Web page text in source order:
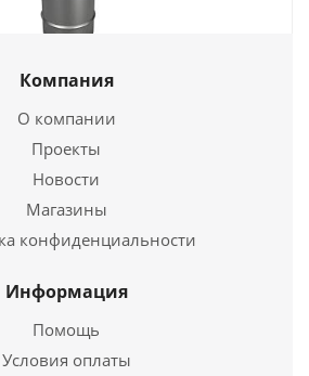
1 757руб.
Подробнее
Купить в 1 клик
Компания
О компании
Проекты
Новости
Магазины
конфиденциальности
Информация
Помощь
Условия оплаты